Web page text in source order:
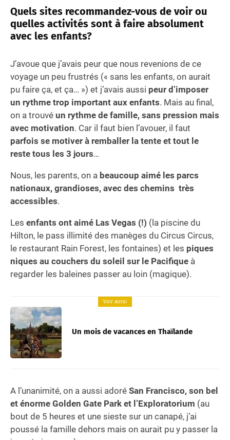
Quels sites recommandez-vous de voir ou
quelles activités sont à faire absolument
avec les enfants?
J’avoue que j’avais peur que nous revenions de ce
voyage un peu frustrés (« sans les enfants, on aurait
pu faire ça, et ça… ») et j’avais aussi peur d’imposer
un rythme trop important aux enfants. Mais au final,
on a trouvé un rythme de famille, sans pression mais
avec motivation. Car il faut bien l’avouer, il faut
parfois se motiver à remballer la tente et tout le
reste tous les 3 jours…
Nous, les parents, on a beaucoup aimé les parcs
nationaux, grandioses, avec des chemins très
accessibles.
Les enfants ont aimé Las Vegas (!) (la piscine du
Hilton, le pass illimité des manèges du Circus Circus,
le restaurant Rain Forest, les fontaines) et les piques
niques au couchers du soleil sur le Pacifique à
regarder les baleines passer au loin (magique).
Voir aussi
Un mois de vacances en Thaïlande
A l’unanimité, on a aussi adoré San Francisco, son bel
et énorme Golden Gate Park et l’Exploratorium (au
bout de 5 heures et une sieste sur un canapé, j’ai
poussé la famille dehors mais on aurait pu y passer la